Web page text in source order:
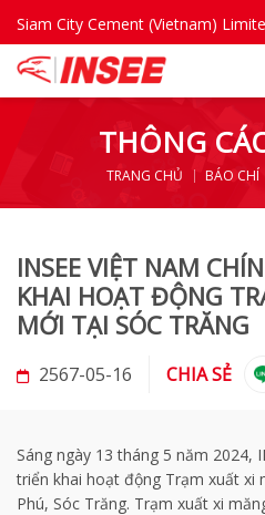
Siam City Cement (Vietnam)
THÔNG
TRANG CHỦ BÁO CHÍ
INSEE VIỆT NAM
KHAI HOẠT ĐỘNG
MỚI TẠI SÓC TRĂNG
2567-05-16 CHIA SẺ
Sáng ngày 13 tháng 5 năm 2024,
triển khai hoạt động Trạm xuất xi
Phú, Sóc Trăng. Trạm xuất xi